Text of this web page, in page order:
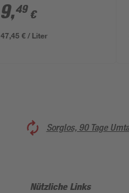
9,49 €
47,45 € / Liter
Sorglos, 90 Tage
Nützliche Links